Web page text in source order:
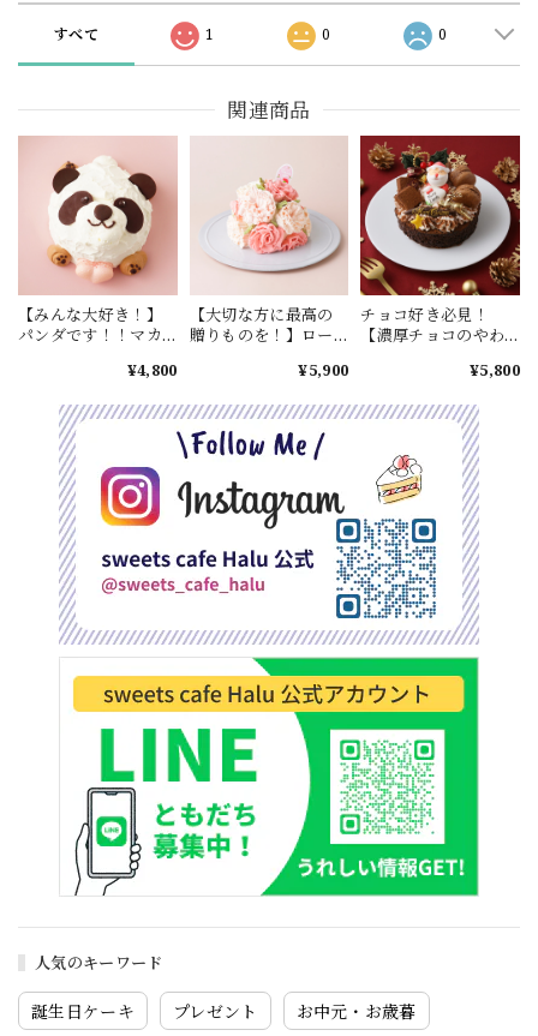
人気のキーワード
誕生日ケーキ プレゼント お中元・お歳暮
すべて 1 0 0
関連商品
【みんな大好き！】
パンダです！！マカ
¥4,800
【大切な方に最高の
贈りものを！】ロー
¥5,900
チョコ好き必見！
【濃厚チョコのやわ
号】チョコづくしで
チョコマカロン付
き！！ガトーショコ
ラクリスマス クリス
マス2024
¥5,800